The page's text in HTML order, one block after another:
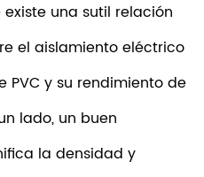
una sutil relación
el aislamiento eléctrico
y su rendimiento de
lado, un buen
la densidad y